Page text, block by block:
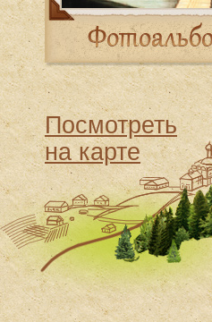
Посмотреть
на карте